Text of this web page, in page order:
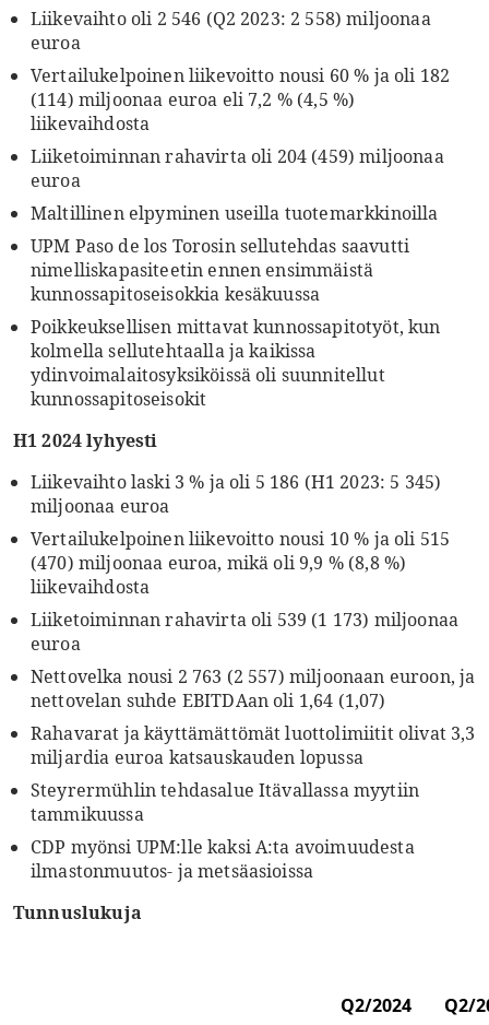
Liikevaihto oli 2 546 (Q2 2023: 2 558) miljoonaa
euroa
Vertailukelpoinen liikevoitto nousi 60 % ja oli 182
(114) miljoonaa euroa eli 7,2 % (4,5 %)
liikevaihdosta
Liiketoiminnan rahavirta oli 204 (459) miljoonaa
euroa
Maltillinen elpyminen useilla tuotemarkkinoilla
UPM Paso de los Torosin sellutehdas saavutti
nimelliskapasiteetin ennen ensimmäistä
kunnossapitoseisokkia kesäkuussa
Poikkeuksellisen mittavat kunnossapitotyöt, kun
kolmella sellutehtaalla ja kaikissa
ydinvoimalaitosyksiköissä oli suunnitellut
kunnossapitoseisokit
H1 2024 lyhyesti
Liikevaihto laski 3 % ja oli 5 186 (H1 2023: 5 345)
miljoonaa euroa
Vertailukelpoinen liikevoitto nousi 10 % ja oli 515
(470) miljoonaa euroa, mikä oli 9,9 % (8,8 %)
liikevaihdosta
Liiketoiminnan rahavirta oli 539 (1 173) miljoonaa
euroa
Nettovelka nousi 2 763 (2 557) miljoonaan euroon, ja
nettovelan suhde EBITDAan oli 1,64 (1,07)
Rahavarat ja käyttämättömät luottolimiitit olivat 3,3
miljardia euroa katsauskauden lopussa
Steyrermühlin tehdasalue Itävallassa myytiin
tammikuussa
CDP myönsi UPM:lle kaksi A:ta avoimuudesta
ilmastonmuutos- ja metsäasioissa
Tunnuslukuja
Q2/2024
Q2/